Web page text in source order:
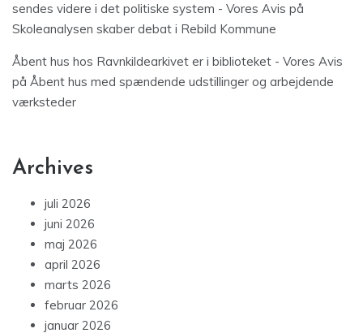
sendes videre i det politiske system - Vores Avis på
Skoleanalysen skaber debat i Rebild Kommune
Åbent hus hos Ravnkildearkivet er i biblioteket - Vores Avis
på Åbent hus med spændende udstillinger og arbejdende
værksteder
Archives
juli 2026
juni 2026
maj 2026
april 2026
marts 2026
februar 2026
januar 2026